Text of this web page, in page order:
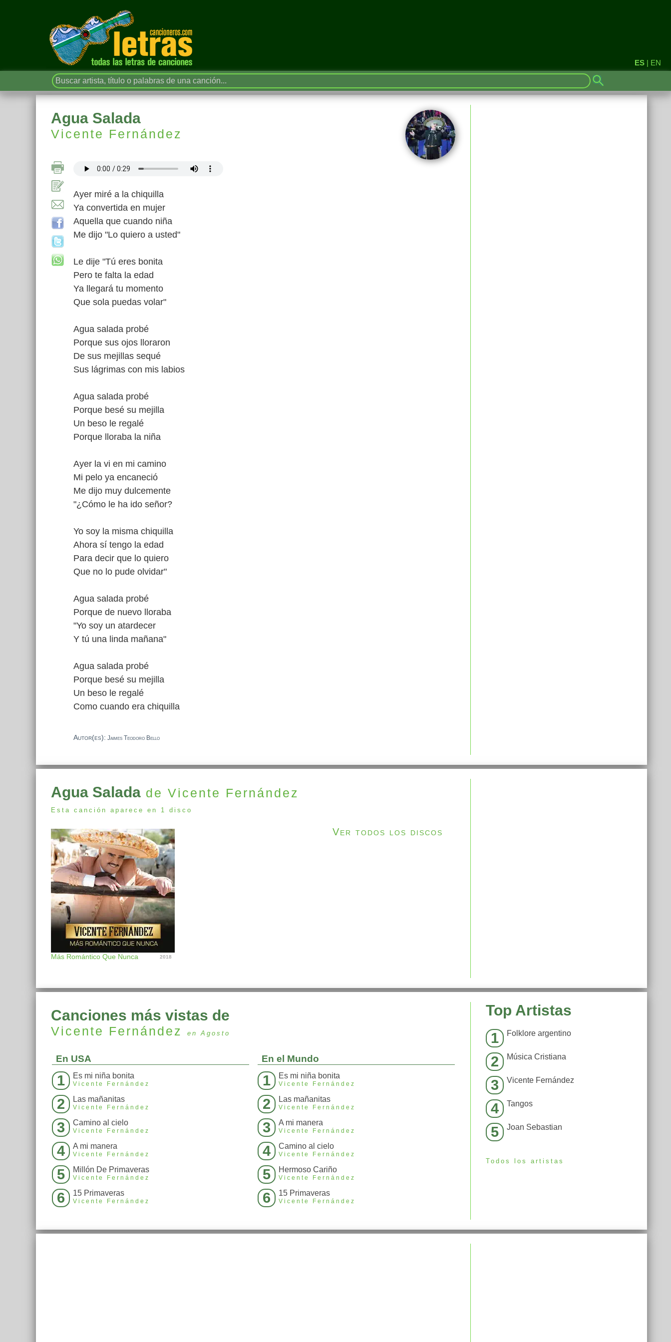
ES | EN
Agua Salada
Vicente Fernández
Ayer miré a la chiquilla
Ya convertida en mujer
Aquella que cuando niña
Me dijo "Lo quiero a usted"
Le dije "Tú eres bonita
Pero te falta la edad
Ya llegará tu momento
Que sola puedas volar"
Agua salada probé
Porque sus ojos lloraron
De sus mejillas sequé
Sus lágrimas con mis labios
Agua salada probé
Porque besé su mejilla
Un beso le regalé
Porque lloraba la niña
Ayer la vi en mi camino
Mi pelo ya encaneció
Me dijo muy dulcemente
"¿Cómo le ha ido señor?
Yo soy la misma chiquilla
Ahora sí tengo la edad
Para decir que lo quiero
Que no lo pude olvidar"
Agua salada probé
Porque de nuevo lloraba
"Yo soy un atardecer
Y tú una linda mañana"
Agua salada probé
Porque besé su mejilla
Un beso le regalé
Como cuando era chiquilla
Autor(es): Jaimes Teodoro Bello
Agua Salada de Vicente Fernández
Esta canción aparece en 1 disco
Más Romántico Que Nunca 2018
Ver todos los discos
Canciones más vistas de
Vicente Fernández en Agosto
En USA
1 Es mi niña bonita
Vicente Fernández
2 Las mañanitas
Vicente Fernández
3 Camino al cielo
Vicente Fernández
4 A mi manera
Vicente Fernández
5 Millón De Primaveras
Vicente Fernández
6 15 Primaveras
Vicente Fernández
En el Mundo
1 Es mi niña bonita
Vicente Fernández
2 Las mañanitas
Vicente Fernández
3 A mi manera
Vicente Fernández
4 Camino al cielo
Vicente Fernández
5 Hermoso Cariño
Vicente Fernández
6 15 Primaveras
Vicente Fernández
Top Artistas
1 Folklore argentino
2 Música Cristiana
3 Vicente Fernández
4 Tangos
5 Joan Sebastian
Todos los artistas